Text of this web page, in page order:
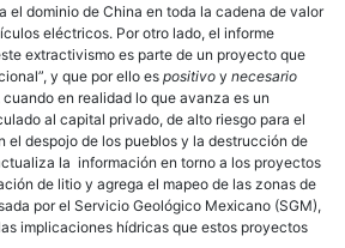
el dominio de China en toda la cadena de valor
eléctricos. Por otro lado, el informe
extractivismo es parte de un proyecto que
y que por ello es positivo y necesario
en realidad lo que avanza es un
al capital privado, de alto riesgo para el
el despojo de los pueblos y la destrucción de
la información en torno a los proyectos
de litio y agrega el mapeo de las zonas de
por el Servicio Geológico Mexicano (SGM),
implicaciones hídricas que estos proyectos